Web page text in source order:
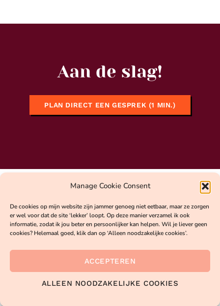
Manage Cookie Consent
De cookies op mijn website zijn jammer genoeg niet eetbaar, maar ze zorgen
er wel voor dat de site ‘lekker’ loopt. Op deze manier verzamel ik ook
informatie, zodat ik jou beter en persoonlijker kan helpen. Wil je liever geen
cookies? Helemaal goed, klik dan op ‘Alleen noodzakelijke cookies’.
ACCEPTEREN
ALLEEN NOODZAKELIJKE COOKIES
Aan de slag!
PLAN DIRECT EEN GESPREK (1 MIN.)
© 2026 NewMom | KvK 82684162 | BTW nr: NL003717552B24 |
Privacyverklaring|Algemene voorwaarden|Disclaimer|Contact|
Website design doorRed Vibes design